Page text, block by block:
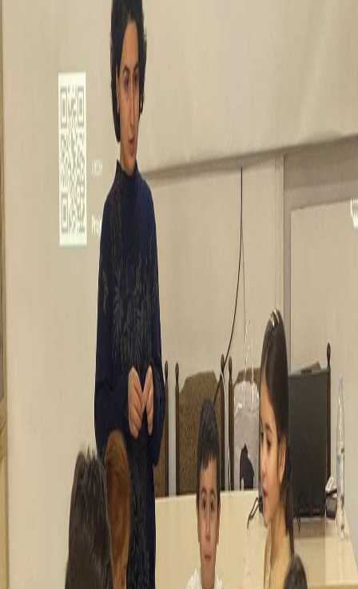
Կրթական ծրագրեր
Երևանի այգիները
Երևանի այգիները
Ստեղծագործում են փոքրիկները! Ալ. Թամանյանի